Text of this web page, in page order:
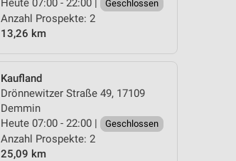
Geschlossen
Anzahl Prospekte: 2
13,26 km
Kaufland
Drönnewitzer Straße 49, 17109
Demmin
Heute 07:00 - 22:00 |
Geschlossen
Anzahl Prospekte: 2
25,09 km